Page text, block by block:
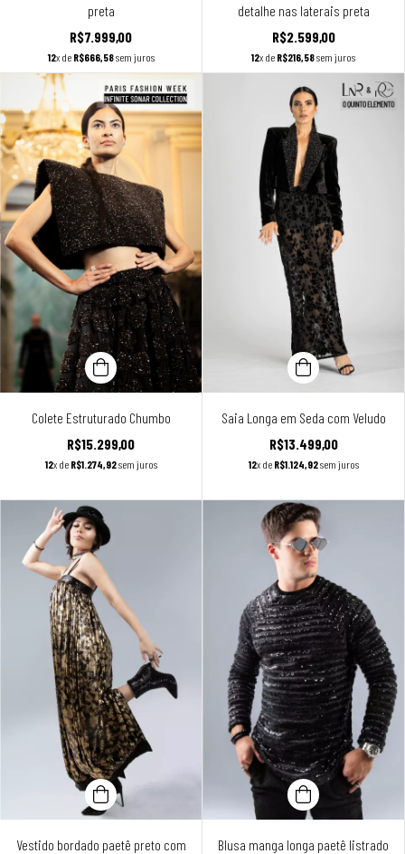
preta
R$7.999,00
12x de R$666,58sem juros
detalhe nas laterais preta
R$2.599,00
12x de R$216,58sem juros
Colete Estruturado Chumbo
R$15.299,00
12x de R$1.274,92sem juros
Saia Longa em Seda com Veludo
R$13.499,00
12x de R$1.124,92sem juros
Vestido bordado paetê preto com
Blusa manga longa paetê listrado